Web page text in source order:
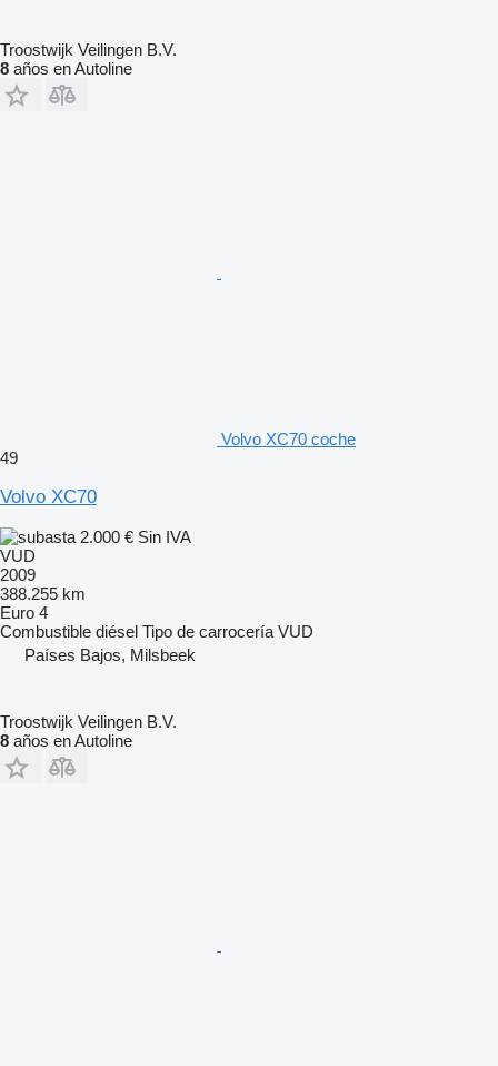
Troostwijk Veilingen B.V.
8 años en Autoline
Volvo XC70 coche
49
Volvo XC70
2.000 € Sin IVA
VUD
2009
388.255 km
Euro 4
Combustible diésel Tipo de carrocería VUD
Países Bajos, Milsbeek
Troostwijk Veilingen B.V.
8 años en Autoline